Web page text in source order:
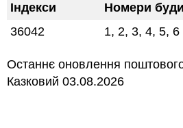
Індекси
Номери
36042
1, 2, 3, 4, 5, 6
Останнє оновлення
Казковий 03.08.2026